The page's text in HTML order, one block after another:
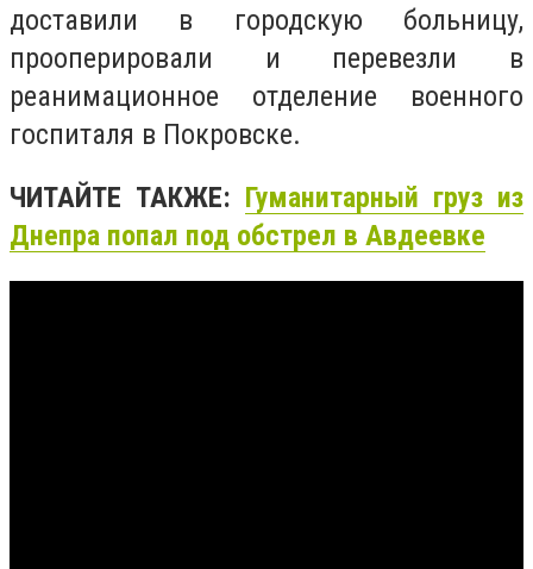
доставили в городскую больницу,
прооперировали и перевезли в
реанимационное отделение военного
госпиталя в Покровске.
ЧИТАЙТЕ ТАКЖЕ: Гуманитарный груз из
Днепра попал под обстрел в Авдеевке